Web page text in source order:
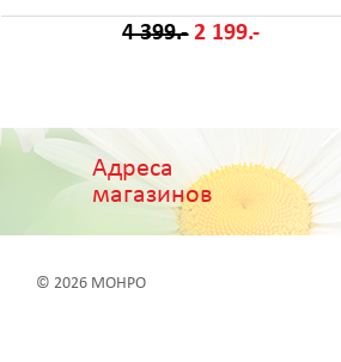
4 399.- 2 199.-
Адреса
магазинов
© 2026 МОНРО